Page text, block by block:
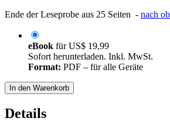
Ende der Leseprobe aus 25 Seiten - nach
eBook fürUS$ 19,99
Sofort herunterladen. Inkl. MwSt.
Format: PDF – für alle Geräte
In den Warenkorb
Details